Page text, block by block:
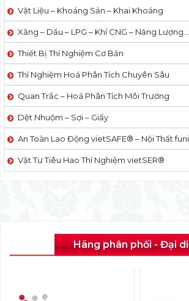
Vật Liệu – Khoáng Sản – Khai Khoáng
Xăng – Dầu – LPG – Khí CNG – Năng Lượng…
Thiết Bị Thí Nghiệm Cơ Bản
Thí Nghiệm Hoá Phân Tích Chuyên Sâu
Quan Trắc – Hoá Phân Tích Môi Trường
Dệt Nhuộm – Sợi – Giấy
An Toàn Lao Động vietSAFE® – Nội Thất
Vật Tư Tiêu Hao Thí Nghiệm vietSER®
Hãng phân phối - Đại